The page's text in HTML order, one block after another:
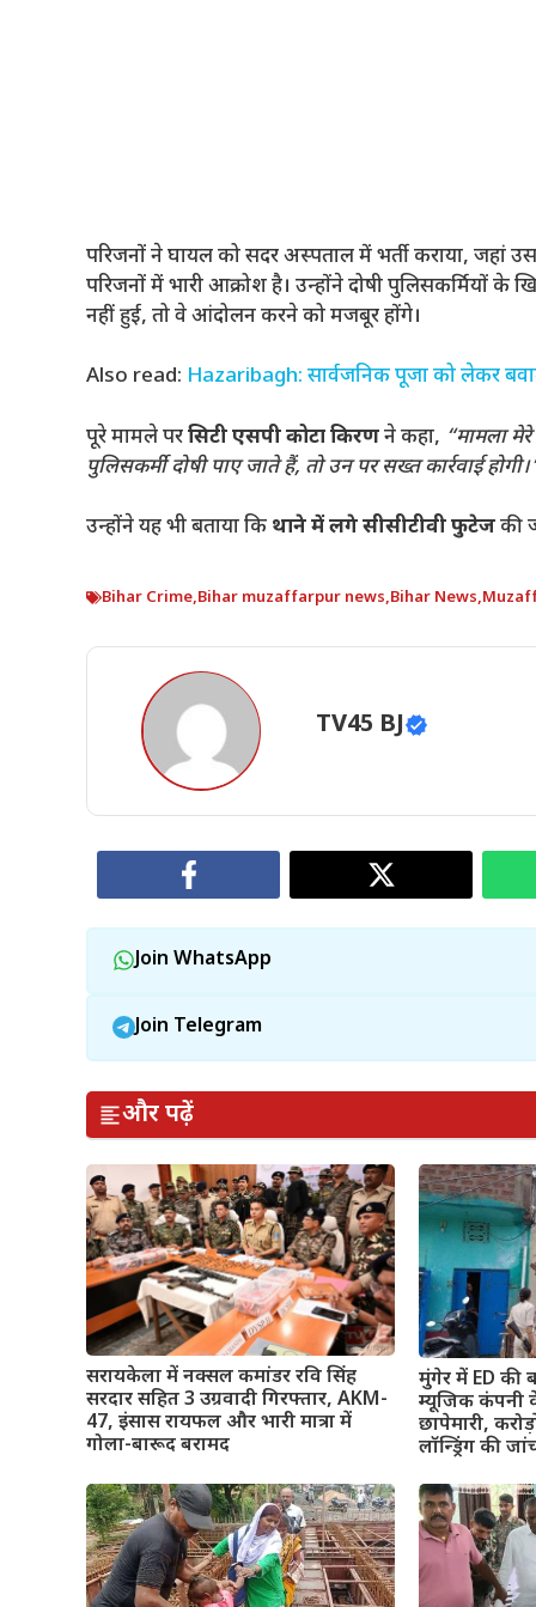
परिजनों ने घायल को सदर अस्पताल में भर्ती कराया, जहां
परिजनों में भारी आक्रोश है। उन्होंने दोषी पुलिसकर्मियों के
नहीं हुई, तो वे आंदोलन करने को मजबूर होंगे।
Also read: Hazaribagh: सार्वजनिक पूजा को लेकर
पूरे मामले परसिटी एसपी कोटा किरणने कहा, “मामला
पुलिसकर्मी दोषी पाए जाते हैं, तो उन पर सख्त कार्रवाई
उन्होंने यह भी बताया कि थाने में लगे सीसीटीवी फुटेजकी
Bihar Crime,Bihar muzaffarpur news,Bihar News,
TV45 BJ
Join WhatsApp
Join Telegram
और पढ़ें
सरायकेला में नक्सल कमांडर रवि सिंह
सरदार सहित 3 उग्रवादी गिरफ्तार, AKM-
47, इंसास रायफल और भारी मात्रा में
गोला-बारूद बरामद
मुंगेर में ED की
म्यूजिक कंपनी
छापेमारी,
लॉन्ड्रिंग की